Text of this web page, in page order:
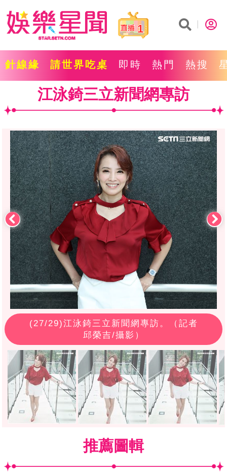
1
針線緣 請世界吃桌 即時 熱門 熱搜
江泳錡三立新聞網專訪
(27/29)江泳錡三立新聞網專訪。（記者
邱榮吉/攝影）
推薦圖輯